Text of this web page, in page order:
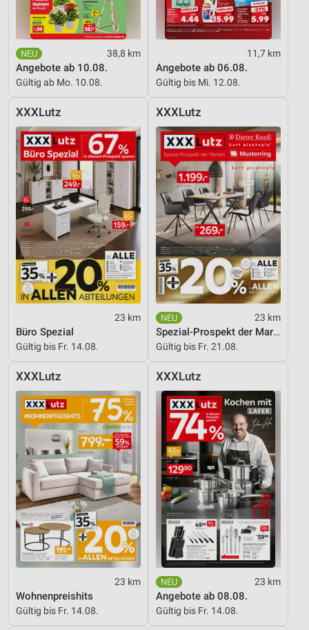
38,8 km
Angebote ab 10.08.
Gültig ab Mo. 10.08.
11,7 km
Angebote ab 06.08.
Gültig bis Mi. 12.08.
XXXLutz
23 km
Büro Spezial
Gültig bis Fr. 14.08.
XXXLutz
23 km
Spezial-Prospekt der Marken
Gültig bis Fr. 21.08.
XXXLutz
23 km
Wohnenpreishits
Gültig bis Fr. 14.08.
XXXLutz
23 km
Angebote ab 08.08.
Gültig bis Fr. 14.08.
Messung der Performance von Inhalten
Analyse von Zielgruppen durch Statistiken oder
Quellen
Entwicklung und Verbesserung der Angebote
Verwendung reduzierter Daten zur Auswahl von
Inhalten
IAB-Besonderheiten:
Verwendung genauer Standortdaten
Geräte anhand von aktiv angeforderten
Informationen identifizieren
Nicht-IAB-Verarbeitungszwecke:
Notwendig
Performance
Werbung